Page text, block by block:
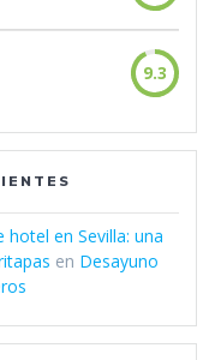
9.3
en Sevilla: una
en Desayuno